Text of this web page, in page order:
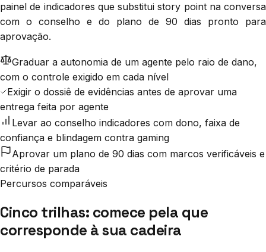
painel de indicadores que substitui story point na conversa
com o conselho e do plano de 90 dias pronto para
aprovação.
Graduar a autonomia de um agente pelo raio de dano,
com o controle exigido em cada nível
Exigir o dossiê de evidências antes de aprovar uma
entrega feita por agente
Levar ao conselho indicadores com dono, faixa de
confiança e blindagem contra gaming
Aprovar um plano de 90 dias com marcos verificáveis e
critério de parada
Percursos comparáveis
Cinco trilhas: comece pela que
corresponde à sua cadeira